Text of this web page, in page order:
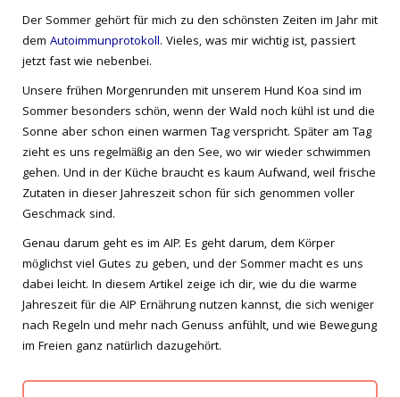
Der Sommer gehört für mich zu den schönsten Zeiten im Jahr mit
dem Autoimmunprotokoll. Vieles, was mir wichtig ist, passiert
jetzt fast wie nebenbei.
Unsere frühen Morgenrunden mit unserem Hund Koa sind im
Sommer besonders schön, wenn der Wald noch kühl ist und die
Sonne aber schon einen warmen Tag verspricht. Später am Tag
zieht es uns regelmäßig an den See, wo wir wieder schwimmen
gehen. Und in der Küche braucht es kaum Aufwand, weil frische
Zutaten in dieser Jahreszeit schon für sich genommen voller
Geschmack sind.
Genau darum geht es im AIP. Es geht darum, dem Körper
möglichst viel Gutes zu geben, und der Sommer macht es uns
dabei leicht. In diesem Artikel zeige ich dir, wie du die warme
Jahreszeit für die AIP Ernährung nutzen kannst, die sich weniger
nach Regeln und mehr nach Genuss anfühlt, und wie Bewegung
im Freien ganz natürlich dazugehört.